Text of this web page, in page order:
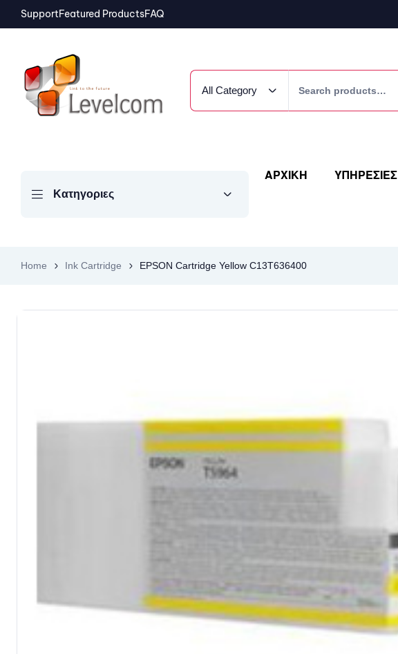
SupportFeatured ProductsFAQ
All Category
Κατηγοριες
ΑΡΧΙΚΗ ΥΠΗΡΕΣΙΕΣ
Home Ink Cartridge EPSON Cartridge Yellow C13T636400